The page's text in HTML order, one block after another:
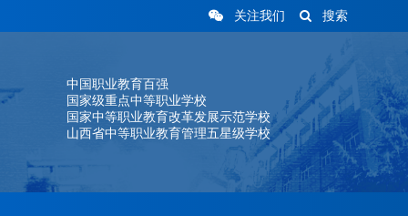
关注我们 搜索
中国职业教育百强
国家级重点中等职业学校
国家中等职业教育改革发展示范学校
山西省中等职业教育管理五星级学校